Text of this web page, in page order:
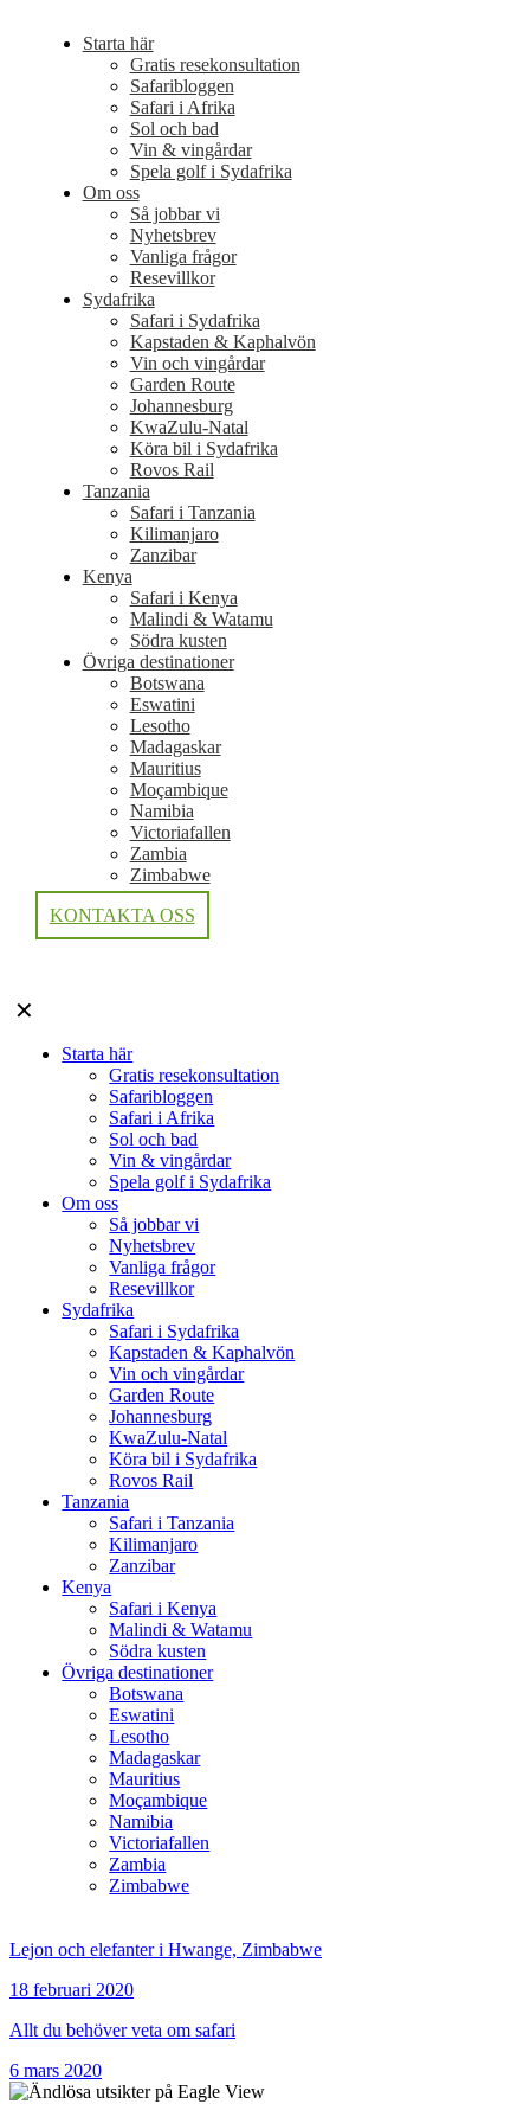
Starta här
Gratis resekonsultation
Safaribloggen
Safari i Afrika
Sol och bad
Vin & vingårdar
Spela golf i Sydafrika
Om oss
Så jobbar vi
Nyhetsbrev
Vanliga frågor
Resevillkor
Sydafrika
Safari i Sydafrika
Kapstaden & Kaphalvön
Vin och vingårdar
Garden Route
Johannesburg
KwaZulu-Natal
Köra bil i Sydafrika
Rovos Rail
Tanzania
Safari i Tanzania
Kilimanjaro
Zanzibar
Kenya
Safari i Kenya
Malindi & Watamu
Södra kusten
Övriga destinationer
Botswana
Eswatini
Lesotho
Madagaskar
Mauritius
Moçambique
Namibia
Victoriafallen
Zambia
Zimbabwe
KONTAKTA OSS
✕
Starta här
Gratis resekonsultation
Safaribloggen
Safari i Afrika
Sol och bad
Vin & vingårdar
Spela golf i Sydafrika
Om oss
Så jobbar vi
Nyhetsbrev
Vanliga frågor
Resevillkor
Sydafrika
Safari i Sydafrika
Kapstaden & Kaphalvön
Vin och vingårdar
Garden Route
Johannesburg
KwaZulu-Natal
Köra bil i Sydafrika
Rovos Rail
Tanzania
Safari i Tanzania
Kilimanjaro
Zanzibar
Kenya
Safari i Kenya
Malindi & Watamu
Södra kusten
Övriga destinationer
Botswana
Eswatini
Lesotho
Madagaskar
Mauritius
Moçambique
Namibia
Victoriafallen
Zambia
Zimbabwe
Lejon och elefanter i Hwange, Zimbabwe
18 februari 2020
Allt du behöver veta om safari
6 mars 2020